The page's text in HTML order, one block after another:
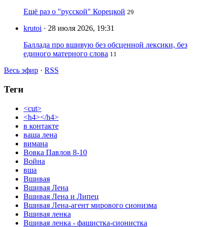
Ещё раз о "русской" Корецкой 29
krutoi · 28 июля 2026, 19:31
Баллада про вшивую без обсценной лексики, без
единого матерного слова 11
Весь эфир · RSS
Теги
<cut>
<h4></h4>
в контакте
ваша лена
вимана
Вовка Павлов 8-10
Война
вша
Вшивая
Вшивая Лена
Вшивая Лена и Липец
Вшивая Лена-агент мирового сионизма
Вшивая ленка
Вшивая ленка - фашистка-сионистка